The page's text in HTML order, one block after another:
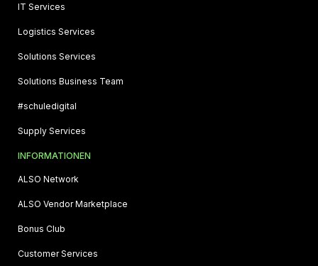
IT Services
Logistics Services
Solutions Services
Solutions Business Team
#schuledigital
Supply Services
INFORMATIONEN
ALSO Network
ALSO Vendor Marketplace
Bonus Club
Customer Services